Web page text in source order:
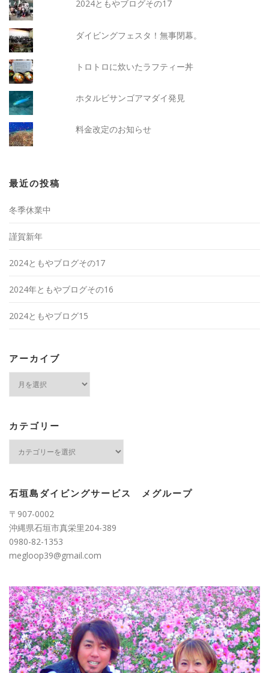
2024ともやブログその17
ダイビングフェスタ！無事閉幕。
トロトロに炊いたラフティー丼
ホタルビサンゴアマダイ発見
料金改定のお知らせ
最近の投稿
冬季休業中
謹賀新年
2024ともやブログその17
2024年ともやブログその16
2024ともやブログ15
アーカイブ
ブ
カテゴリー
ー
石垣島ダイビングサービス メグループ
〒907-0002
沖縄県石垣市真栄里204-389
0980-82-1353
megloop39@gmail.com